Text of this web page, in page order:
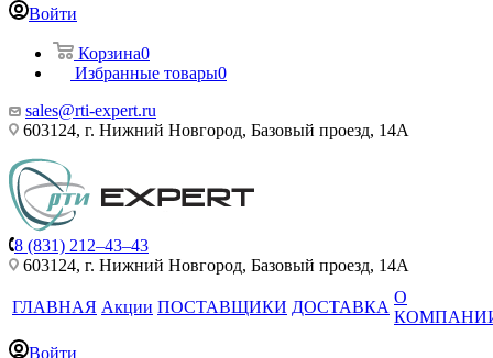
Войти
Корзина0
Избранные товары0
sales@rti-expert.ru
603124, г. Нижний Новгород, Базовый проезд, 14А
8 (831) 212–43–43
603124, г. Нижний Новгород, Базовый проезд, 14А
ГЛАВНАЯ Акции ПОСТАВЩИКИ ДОСТАВКА
О
Войти